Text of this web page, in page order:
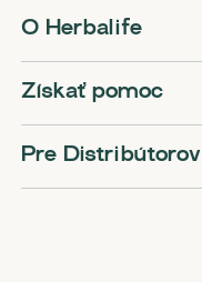
O Herbalife
Získať pomoc
Pre Distribútorov